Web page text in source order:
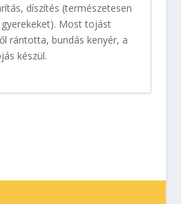
díszítés (természetesen
Most tojást
rántotta, bundás kenyér, a
készül.